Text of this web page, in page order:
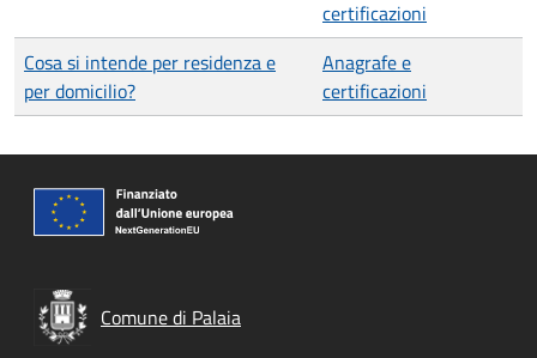
certificazioni
Cosa si intende per residenza e
per domicilio?
Anagrafe e
certificazioni
Comune di Palaia